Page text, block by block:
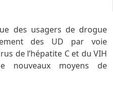
des usagers de drogue
des UD par voie
de l’hépatite C et du VIH
nouveaux moyens de